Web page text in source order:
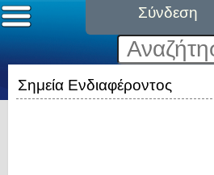
Σύνδεση
Σημεία Ενδιαφέροντος